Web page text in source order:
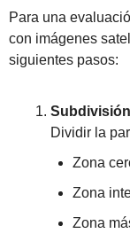
Para una
con imágenes
siguientes pasos:
Dividir la
Zona
Zona
Zona